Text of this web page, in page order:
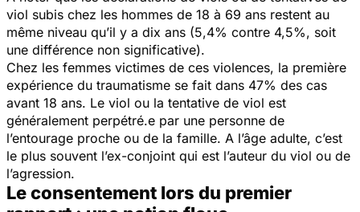
viol subis chez les hommes de 18 à 69 ans restent au
même niveau qu’il y a dix ans (5,4% contre 4,5%, soit
une différence non significative).
Chez les femmes victimes de ces violences, la première
expérience du traumatisme se fait dans 47% des cas
avant 18 ans. Le viol ou la tentative de viol est
généralement perpétré.e par une personne de
l’entourage proche ou de la famille. A l’âge adulte, c’est
le plus souvent l’ex-conjoint qui est l’auteur du viol ou de
l’agression.
Le consentement lors du premier